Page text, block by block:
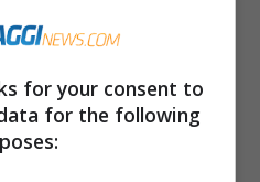
estive
must havedella
con i look più
elaborati.
for your consent to
for the following